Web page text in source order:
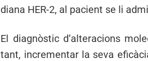
diana HER-2, al pacient se li
El diagnòstic d’alteracions
tant, incrementar la seva